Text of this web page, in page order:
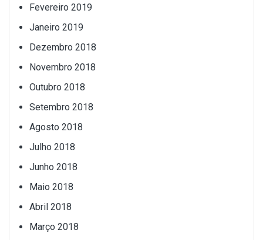
Fevereiro 2019
Janeiro 2019
Dezembro 2018
Novembro 2018
Outubro 2018
Setembro 2018
Agosto 2018
Julho 2018
Junho 2018
Maio 2018
Abril 2018
Março 2018